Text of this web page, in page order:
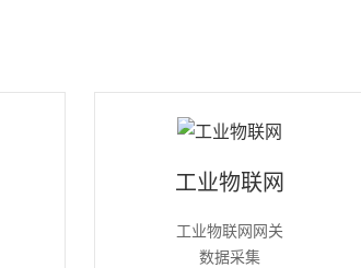
工业物联网
工业物联网网关
数据采集